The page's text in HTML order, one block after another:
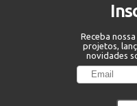
Receba
projetos,
novidades